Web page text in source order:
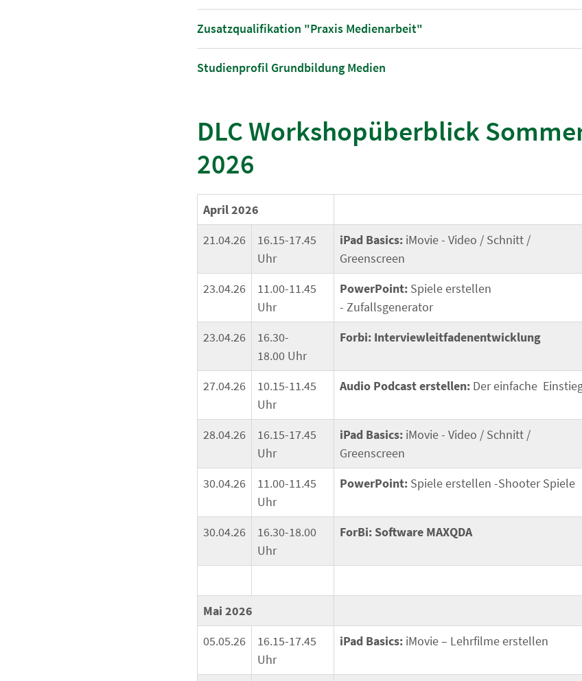
Zusatzqualifikation "Praxis Medienarbeit"
Studienprofil Grundbildung Medien
DLC Workshopüberblick
2026
April 2026
21.04.26
16.15-17.45
Uhr
iPad Basics: iMovie - Video / Schnitt /
Greenscreen
23.04.26
11.00-11.45
Uhr
PowerPoint: Spiele erstellen
- Zufallsgenerator
23.04.26
16.30-
18.00 Uhr
Forbi: Interviewleitfadenentwicklung
27.04.26
10.15-11.45
Uhr
Audio Podcast erstellen: Der einfache
28.04.26
16.15-17.45
Uhr
iPad Basics: iMovie - Video / Schnitt /
Greenscreen
30.04.26
11.00-11.45
Uhr
PowerPoint: Spiele erstellen -Shooter Spiele
30.04.26
16.30-18.00
Uhr
ForBi: Software MAXQDA
Mai 2026
05.05.26
16.15-17.45
Uhr
iPad Basics: iMovie – Lehrfilme erstellen